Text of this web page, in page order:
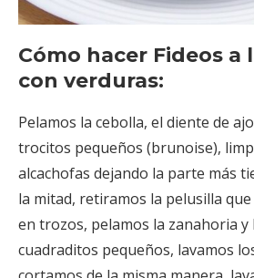
Cómo hacer Fideos a
con verduras:
Pelamos la cebolla, el diente de
trocitos pequeños (brunoise),
alcachofas dejando la parte más
la mitad, retiramos la pelusilla
en trozos, pelamos la zanahoria y
cuadraditos pequeños, lavamos